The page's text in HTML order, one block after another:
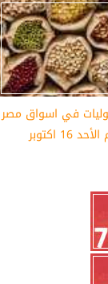
في اسواق مصر
16 اكتوبر